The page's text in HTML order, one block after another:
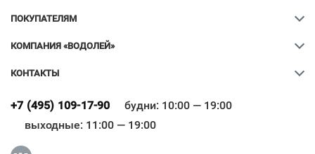
ПОКУПАТЕЛЯМ
КОМПАНИЯ «ВОДОЛЕЙ»
КОНТАКТЫ
+7 (495) 109-17-90
будни: 10:00 — 19:00
выходные: 11:00 — 19:00
Всё верно